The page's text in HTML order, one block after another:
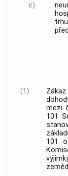
c)
(1)
mezi
101
101